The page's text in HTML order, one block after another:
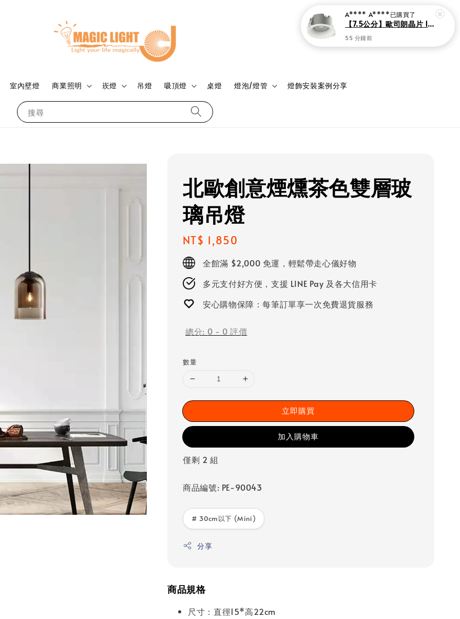
搜尋
室內壁燈 商業照明 崁燈 吊燈 吸頂燈 桌燈 燈泡/燈管 燈飾安裝案例分享
登入
北歐創意煙燻茶色雙層玻
璃吊燈
Regular
price
NT$ 1,850
全館滿 $2,000 免運，輕鬆帶走心儀好物
多元支付好方便，支援 LINE Pay 及各大信用卡
安心購物保障：每筆訂單享一次免費退貨服務
總分: 0 - 0 評價
數量
立即購買
加入購物車
僅剩 2 組
商品編號: PE-90043
# 30cm以下 (Mini)
分享
商品規格
尺寸：直徑15*高22cm